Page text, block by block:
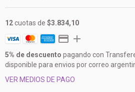
12cuotas de $3.834,10
5% de descuento pagando con
disponible para envios por correo
VER MEDIOS DE PAGO